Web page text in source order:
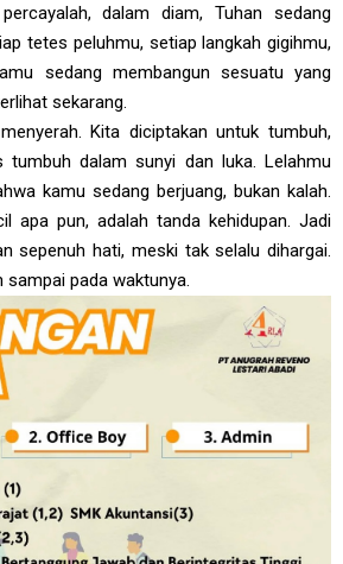
dalam diam, Tuhan sedang
tetes peluhmu, setiap langkah gigihmu,
sedang membangun sesuatu yang
sekarang.
Kita diciptakan untuk tumbuh,
tumbuh dalam sunyi dan luka. Lelahmu
kamu sedang berjuang, bukan kalah.
apa pun, adalah tanda kehidupan. Jadi
sepenuh hati, meski tak selalu dihargai.
sampai pada waktunya.